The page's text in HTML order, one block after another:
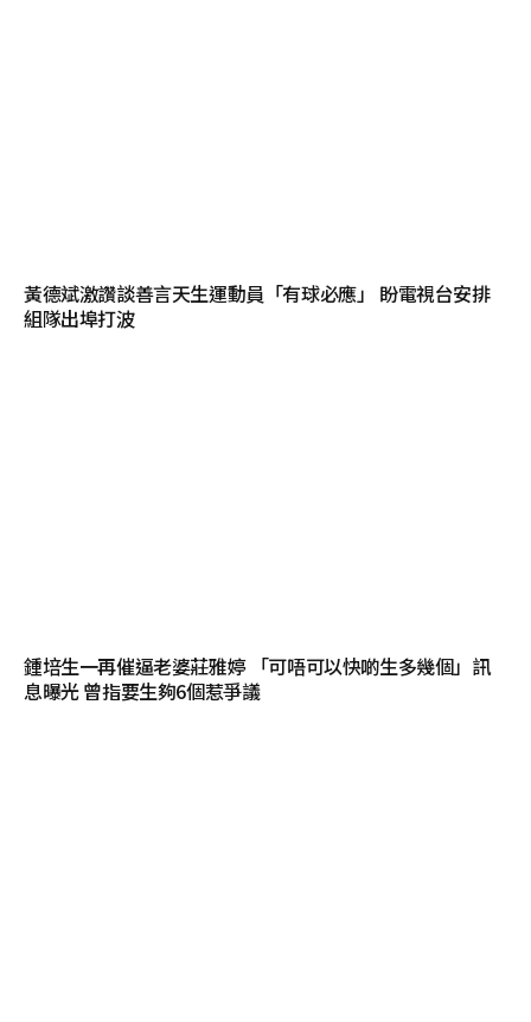
黃德斌激讚談善言天生運動員「有球必應」 盼電視台安排
組隊出埠打波
鍾培生一再催逼老婆莊雅婷 「可唔可以快啲生多幾個」訊
息曝光 曾指要生夠6個惹爭議